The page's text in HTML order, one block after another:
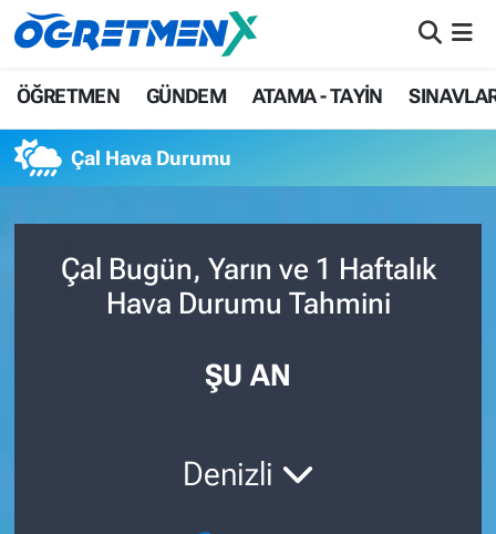
ÖĞRETMEN GÜNDEM ATAMA - TAYİN
Çal Hava Durumu
Çal Bugün, Yarın ve 1 Haftalık
Hava Durumu Tahmini
ŞU AN
Denizli
ÖĞRETMEN
SINAVLAR
HAYATIN İÇİNDEN
UZMAN ÖĞRETMENLİK
İstanbul Nöbetçi Eczaneler
İstanbul Trafik Yoğunluk Haritası
Süper Lig Puan Durumu ve Fikstür